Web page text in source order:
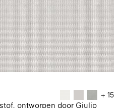
+ 15
ontworpen door Giulio